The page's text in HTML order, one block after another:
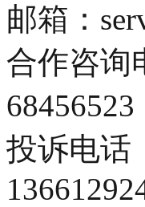
邮箱：
合作咨询
投诉电话